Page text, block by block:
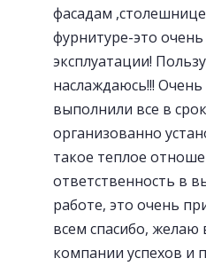
Современная
фасадам
фурнитуре-это
эксплуатации!
наслаждаюсь!!!
выполнили все в
организованно
такое теплое
ответственность в
работе, это очень
всем спасибо, желаю
компании успехов и